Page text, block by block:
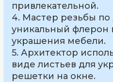
привлекательной.
4. Мастер резьбы по
уникальный флерон
украшения мебели.
5. Архитектор
виде листьев для
решетки на окне.